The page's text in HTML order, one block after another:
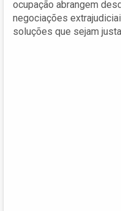
ocupação abrangem
negociações
soluções que sejam